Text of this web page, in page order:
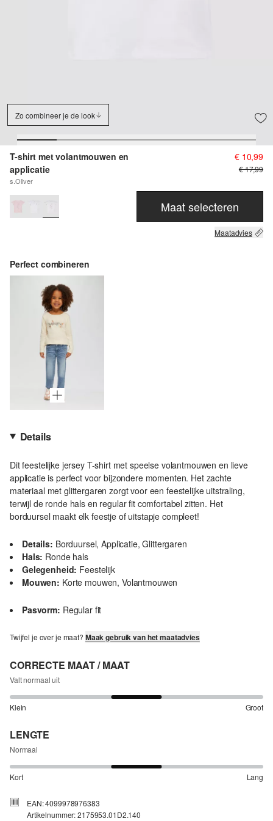
Zo combineer je de look
T-shirt met volantmouwen en
applicatie
s.Oliver
€ 10,99
€ 17,99
Maat selecteren
Maatadvies
Perfect combineren
Details
Dit feestelijke jersey T-shirt met speelse volantmouwen en lieve
applicatie is perfect voor bijzondere momenten. Het zachte
materiaal met glittergaren zorgt voor een feestelijke uitstraling,
terwijl de ronde hals en regular fit comfortabel zitten. Het
borduursel maakt elk feestje of uitstapje compleet!
Details: Borduursel, Applicatie, Glittergaren
Hals: Ronde hals
Gelegenheid: Feestelijk
Mouwen: Korte mouwen, Volantmouwen
Pasvorm: Regular fit
Twijfel je over je maat? Maak gebruik van het maatadvies
CORRECTE MAAT / MAAT
Valt normaal uit
Klein Groot
LENGTE
Normaal
Kort Lang
EAN: 4099978976383
Artikelnummer: 2175953.01D2.140